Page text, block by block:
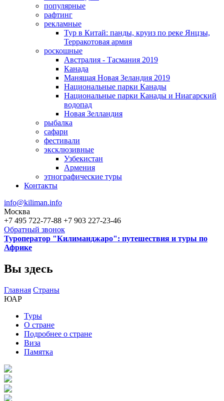
популярные
рафтинг
рекламные
Тур в Китай: панды, круиз по реке Янцзы,
Терракотовая армия
роскошные
Австралия - Тасмания 2019
Канада
Манящая Новая Зеландия 2019
Национальные парки Канады
Национальные парки Канады и Ниагарский
водопад
Новая Зелландия
рыбалка
сафари
фестивали
эксклюзивные
Узбекистан
Армения
этнографические туры
Контакты
info@kiliman.info
Москва
+7 495 722-77-88 +7 903 227-23-46
Обратный звонок
Туроператор "Килиманджаро": путешествия и туры по
Африке
Вы здесь
Главная Страны
ЮАР
Туры
О стране
Подробнее о стране
Виза
Памятка